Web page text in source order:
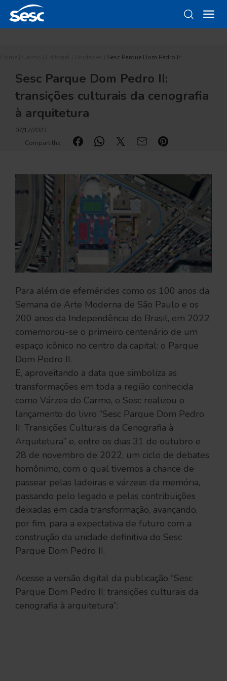
Sesc Parque Dom Pedro II:…
Sesc Parque Dom Pedro II:
transições culturais da cenografia
à arquitetura
07/12/2023
Compartilhe:
Para além de efemérides como os 100 anos da
Semana de Arte Moderna de São Paulo e os
200 anos da Independência do Brasil, em 2022
comemorou-se o primeiro centenário de um
espaço icônico no centro da capital: o Parque
Dom Pedro II.
E, aproveitando a data que simboliza as
transformações em toda a região conhecida
como Várzea do Carmo, o Sesc realizou o
lançamento do livro “Sesc Parque Dom Pedro
II: Transições Culturais da Cenografia à
Arquitetura” e, entre os dias 31 de outubro e
28 de novembro de 2022, um ciclo de debates
homônimo, com o qual tivemos a chance de
passear pelas ladeiras e várzeas da memória,
passando pelo legado e pelas contribuições
deixadas em cada transformação, avançando,
por fim, para a expectativa de futuro com a
construção da unidade definitiva do Sesc
Parque Dom Pedro II.
Acesse a versão digital da publicação “Sesc
Parque Dom Pedro II: transições culturais da
cenografia à arquitetura”: